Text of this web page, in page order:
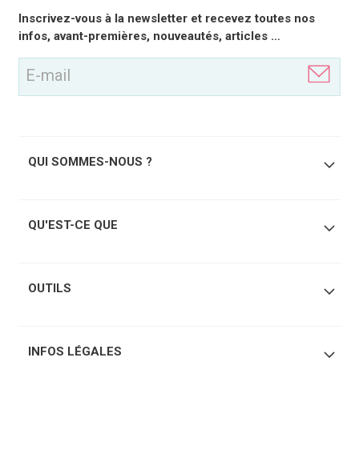
E-
mail
(Nécessaire)
Inscrivez-vous à la newsletter et recevez toutes nos
infos, avant-premières, nouveautés, articles …
QUI SOMMES-NOUS ?
QU'EST-CE QUE
OUTILS
INFOS LÉGALES